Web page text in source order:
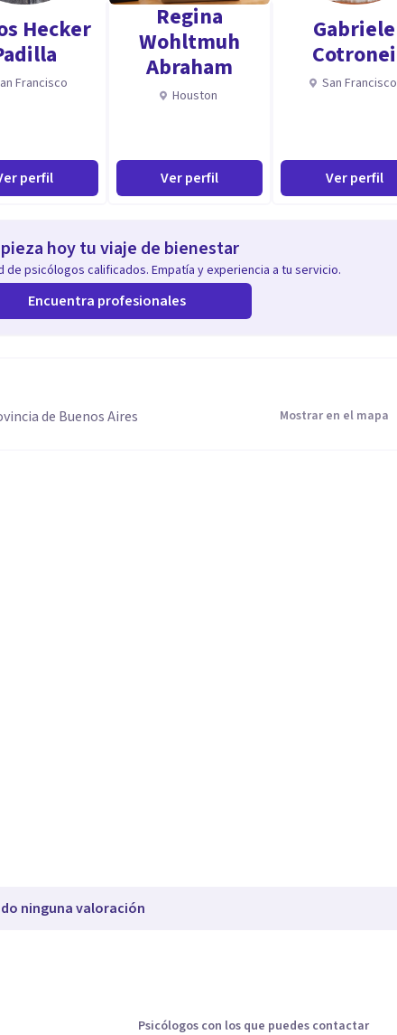
Hecker
Francisco
perfil
Regina
Wohltmuh
Abraham
Houston
Ver perfil
Gabriele
Cotronei
San Francisco
Ver perfil
hoy tu viaje de bienestar
de psicólogos calificados. Empatía y experiencia a tu servicio.
Encuentra profesionales
de Buenos Aires
Mostrar en el mapa
ninguna valoración
Psicólogos con los que puedes contactar